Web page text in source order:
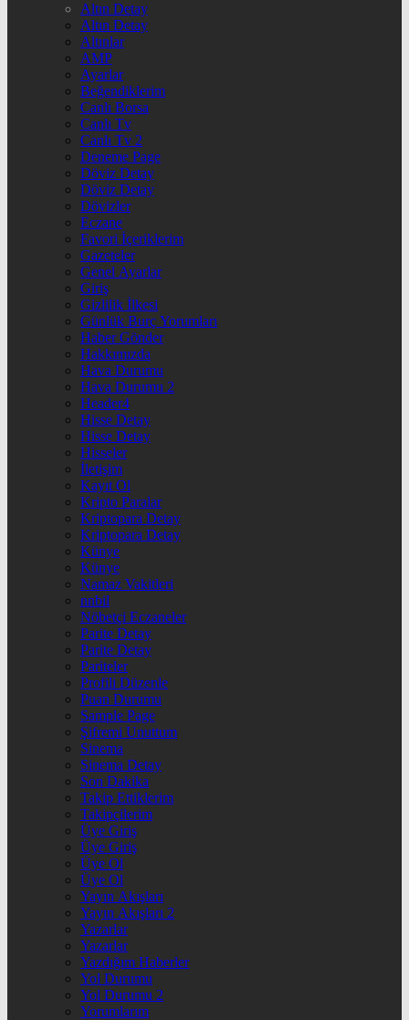
Altın Detay
Altın Detay
Altınlar
AMP
Ayarlar
Beğendiklerim
Canlı Borsa
Canlı Tv
Canlı Tv 2
Deneme Page
Döviz Detay
Döviz Detay
Dövizler
Eczane
Favori İçeriklerim
Gazeteler
Genel Ayarlar
Giriş
Gizlilik İlkesi
Günlük Burç Yorumları
Haber Gönder
Hakkımızda
Hava Durumu
Hava Durumu 2
Header4
Hisse Detay
Hisse Detay
Hisseler
İletişim
Kayıt Ol
Kripto Paralar
Kriptopara Detay
Kriptopara Detay
Künye
Künye
Namaz Vakitleri
nnbil
Nöbetçi Eczaneler
Parite Detay
Parite Detay
Pariteler
Profili Düzenle
Puan Durumu
Sample Page
Şifremi Unuttum
Sinema
Sinema Detay
Son Dakika
Takip Ettiklerim
Takipçilerim
Üye Giriş
Üye Giriş
Üye Ol
Üye Ol
Yayın Akışları
Yayın Akışları 2
Yazarlar
Yazarlar
Yazdığım Haberler
Yol Durumu
Yol Durumu 2
Yorumlarım